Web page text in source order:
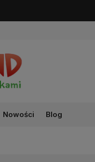
Nowości Blog